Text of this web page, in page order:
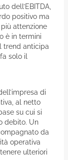
dell’EBITDA,
positivo ma
attenzione
è in termini
trend anticipa
solo il
di
al netto
su cui si
debito. Un
da
operativa
ulteriori